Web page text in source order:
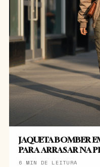
JAQUETA BOMBER
PARA ARRASAR NA
6 MIN DE LEITURA